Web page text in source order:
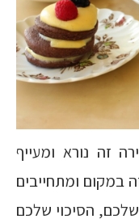
זה נורא ומעייף
במקום ומתחייבים
הסיכוי שלכם